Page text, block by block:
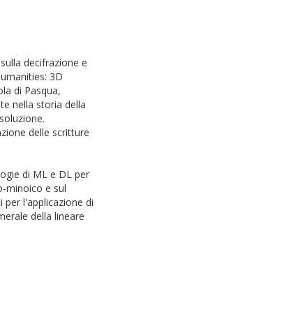
decifrazione e
3D
di Pasqua,
nella storia della
delle scritture
di ML e DL per
minoico e sul
l'applicazione di
della lineare